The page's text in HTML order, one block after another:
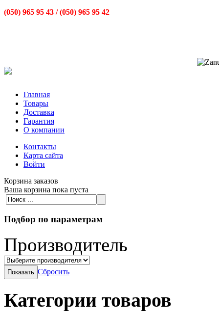
(050) 965 95 43 /(050) 965 95 42
Главная
Товары
Доставка
Гарантия
О компании
Контакты
Карта сайта
Войти
Корзина заказов
Ваша корзина пока пуста
Подбор по параметрам
Производитель
Сбросить
Категории товаров